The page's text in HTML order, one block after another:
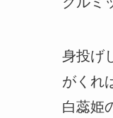
身投げ
がくれ
白蕊姫